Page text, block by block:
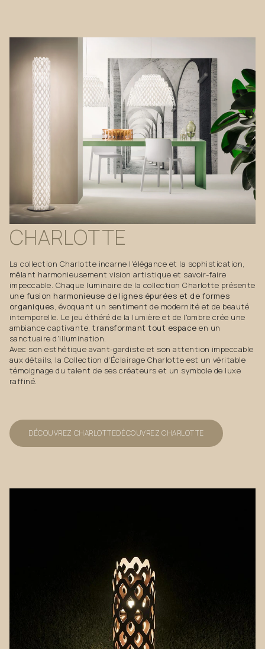
CHARLOTTE
La collection Charlotte incarne l'élégance et la sophistication,
mêlant harmonieusement vision artistique et savoir-faire
impeccable. Chaque luminaire de la collection Charlotte présente
une fusion harmonieuse de lignes épurées et de formes
organiques, évoquant un sentiment de modernité et de beauté
intemporelle. Le jeu éthéré de la lumière et de l'ombre crée une
ambiance captivante,transformant tout espace en un
sanctuaire d'illumination.
Avec son esthétique avant-gardiste et son attention impeccable
aux détails, la Collection d'Éclairage Charlotte est un véritable
témoignage du talent de ses créateurs et un symbole de luxe
raffiné.
DÉCOUVREZ CHARLOTTEDÉCOUVREZ CHARLOTTE